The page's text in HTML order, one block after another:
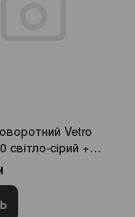
Vetro
світло-сірий +